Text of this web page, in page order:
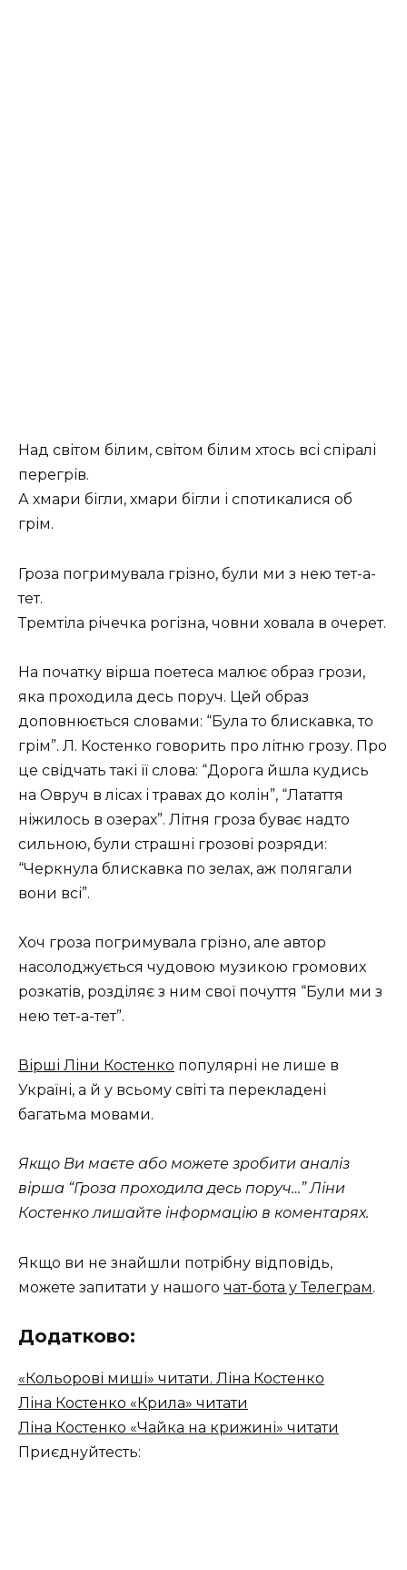
Над світом білим, світом білим хтось всі спіралі
перегрів.
А хмари бігли, хмари бігли і спотикалися об
грім.
Гроза погримувала грізно, були ми з нею тет-а-
тет.
Тремтіла річечка рогізна, човни ховала в очерет.
На початку вірша поетеса малює образ грози,
яка проходила десь поруч. Цей образ
доповнюється словами: “Була то блискавка, то
грім”. Л. Костенко говорить про літню грозу. Про
це свідчать такі її слова: “Дорога йшла кудись
на Овруч в лісах і травах до колін”, “Латаття
ніжилось в озерах”. Літня гроза буває надто
сильною, були страшні грозові розряди:
“Черкнула блискавка по зелах, аж полягали
вони всі”.
Хоч гроза погримувала грізно, але автор
насолоджується чудовою музикою громових
розкатів, розділяє з ним свої почуття “Були ми з
нею тет-а-тет”.
Вірші Ліни Костенко популярні не лише в
Україні, а й у всьому світі та перекладені
багатьма мовами.
Якщо Ви маєте або можете зробити аналіз
вірша “Гроза проходила десь поруч…” Ліни
Костенко лишайте інформацію в коментарях.
Якщо ви не знайшли потрібну відповідь,
можете запитати у нашого чат-бота у Телеграм.
Додатково:
«Кольорові миші» читати. Ліна Костенко
Ліна Костенко «Крила» читати
Ліна Костенко «Чайка на крижині» читати
Приєднуйтесть: